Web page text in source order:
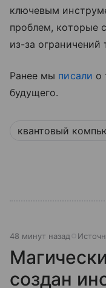
ключевым
проблем, которые
из-за
Ранее мы писали о
будущего.
квантовый
48 минут назад
создан